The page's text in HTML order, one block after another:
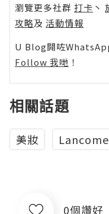
瀏覽更多社群 打卡 丶
攻略及 活動情報
U Blog開咗
Follow 我哋 ！
相關話題
美妝
0個讚好